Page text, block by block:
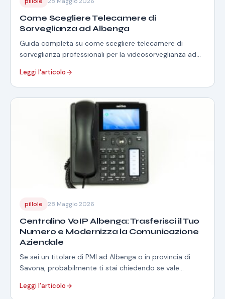
Come Scegliere Telecamere di
Sorveglianza ad Albenga
Guida completa su come scegliere telecamere di
sorveglianza professionali per la videosorveglianza ad
Leggi l'articolo
pillole 28 Maggio 2026
Centralino VoIP Albenga: Trasferisci il Tuo
Numero e Modernizza la Comunicazione
Aziendale
Se sei un titolare di PMI ad Albenga o in provincia di
Savona, probabilmente ti stai chiedendo se vale
Leggi l'articolo